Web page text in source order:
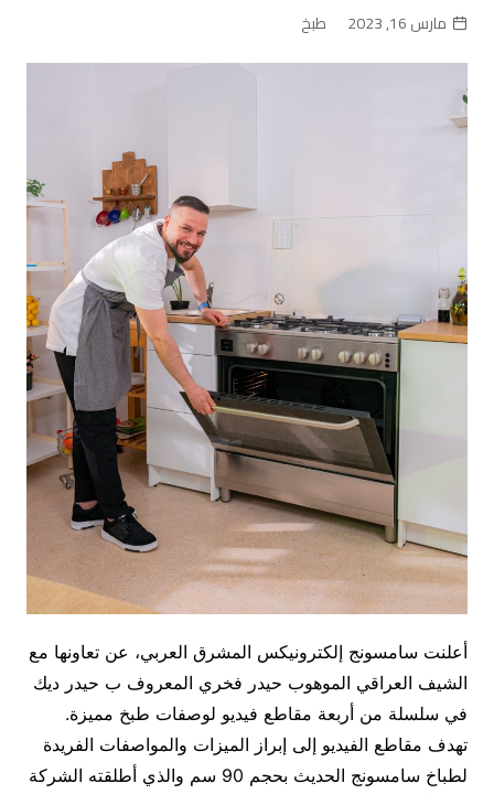
مارس 16, 2023 طبخ
أعلنت سامسونج إلكترونيكس المشرق العربي، عن تعاونها مع
الشيف العراقي الموهوب حيدر فخري المعروف ب حيدر ديك
في سلسلة من أربعة مقاطع فيديو لوصفات طبخ مميزة.
تهدف مقاطع الفيديو إلى إبراز الميزات والمواصفات الفريدة
لطباخ سامسونج الحديث بحجم 90 سم والذي أطلقته الشركة